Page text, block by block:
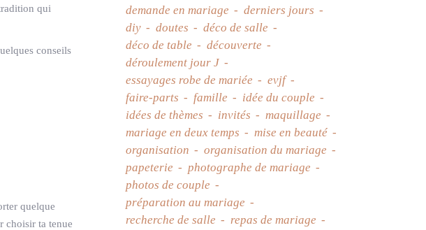
qui
conseils
quelque
choisir ta tenue
demande en mariage
derniers jours
diy
doutes
déco de salle
déco de table
découverte
déroulement jour J
essayages robe de mariée
evjf
faire-parts
famille
idée du couple
idées de thèmes
invités
maquillage
mariage en deux temps
mise en beauté
organisation
organisation du mariage
papeterie
photographe de mariage
photos de couple
préparation au mariage
recherche de salle
repas de mariage